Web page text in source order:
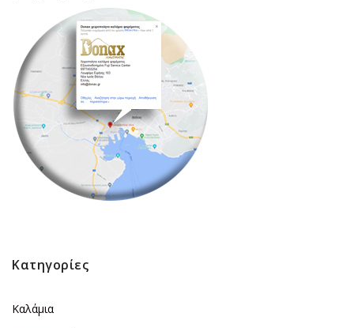
Κατηγορίες
Καλάμια